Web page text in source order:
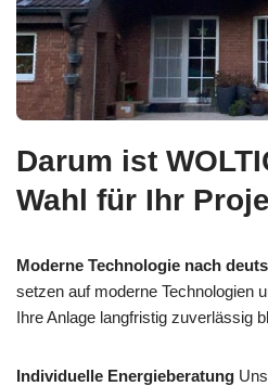
Darum ist
Wahl für Ihr
Moderne Technologie nach
setzen auf moderne Technologien
Ihre Anlage langfristig zuverlässig
Individuelle Energieberatung